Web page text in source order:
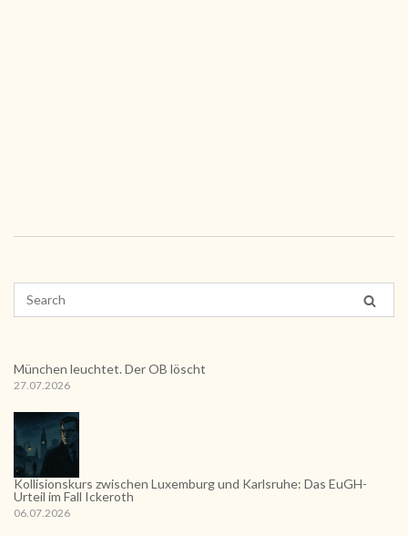
München leuchtet. Der OB löscht
27.07.2026
Kollisionskurs zwischen Luxemburg und Karlsruhe: Das EuGH-
Urteil im Fall Ickeroth
06.07.2026